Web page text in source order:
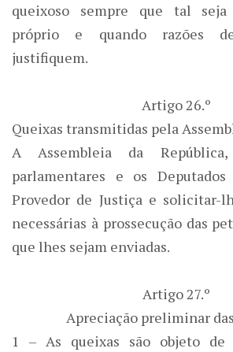
queixoso sempre que tal
próprio e quando razões
justifiquem.
Artigo 26.º
Queixas transmitidas pela
A Assembleia da
parlamentares e os
Provedor de Justiça e solicitar-
necessárias à prossecução das
que lhes sejam enviadas.
Artigo 27.º
Apreciação preliminar
1 – As queixas são objeto de